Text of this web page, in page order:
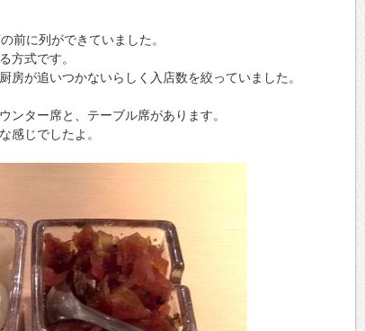
前に列ができていました。
方式です。
房が追いつかないらしく入店数を絞っていました。
ンター席と、テーブル席があります。
感じでしたよ。